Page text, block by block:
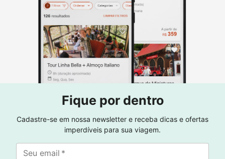
Fique por dentro
Cadastre-se em nossa newsletter e receba dicas e ofertas
imperdíveis para sua viagem.
Seu email *